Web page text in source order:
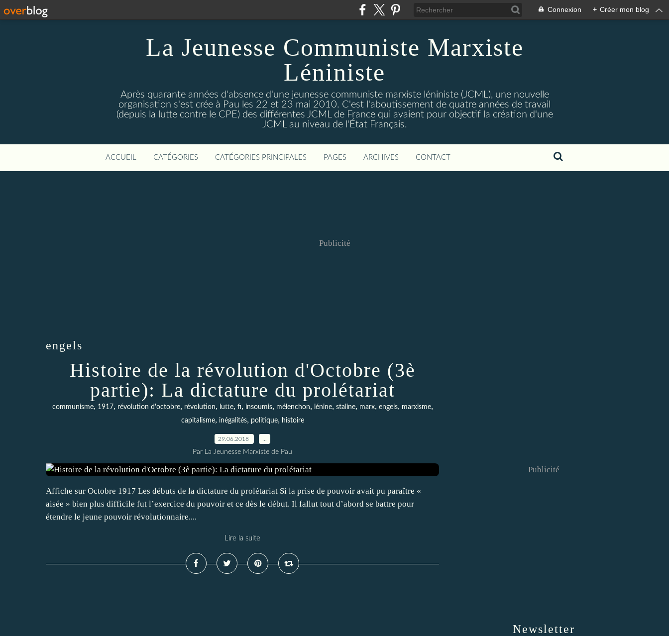
Connexion + Créer mon blog
La Jeunesse Communiste Marxiste
Léniniste
Après quarante années d'absence d'une jeunesse communiste marxiste léniniste (JCML), une nouvelle
organisation s'est crée à Pau les 22 et 23 mai 2010. C'est l'aboutissement de quatre années de travail
(depuis la lutte contre le CPE) des différentes JCML de France qui avaient pour objectif la création d'une
JCML au niveau de l'État Français.
ACCUEIL CATÉGORIES CATÉGORIES PRINCIPALES PAGES ARCHIVES CONTACT
Publicité
engels
Histoire de la révolution d'Octobre (3è
partie): La dictature du prolétariat
communisme, 1917, révolution d'octobre, révolution, lutte, fi, insoumis, mélenchon, lénine, staline, marx, engels, marxisme,
capitalisme, inégalités, politique, histoire
29.06.2018
Par La Jeunesse Marxiste de Pau
Affiche sur Octobre 1917 Les débuts de la dictature du prolétariat Si la prise de pouvoir avait pu paraître «
aisée » bien plus difficile fut l’exercice du pouvoir et ce dès le début. Il fallut tout d’abord se battre pour
étendre le jeune pouvoir révolutionnaire....
Lire la suite
Newsletter
Publicité